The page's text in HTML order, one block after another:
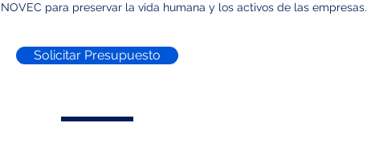
NOVEC para preservar la vida humana y los activos de las empresas.
Solicitar Presupuesto